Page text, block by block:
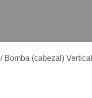
/ Bomba (cabezal)